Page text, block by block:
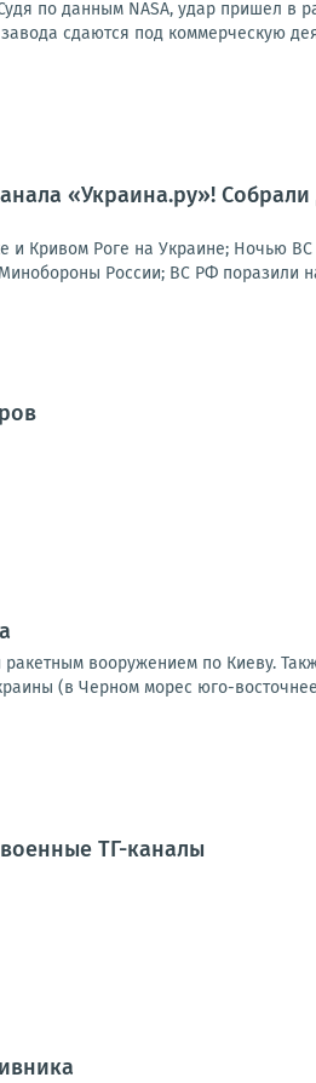
по данным NASA, удар пришел в
сдаются под коммерческую
«Украина.ру»!
Кривом Роге на Украине; Ночью
России; ВС РФ поразили
вооружением по Киеву.
(в Черном морес юго-
ТГ-каналы